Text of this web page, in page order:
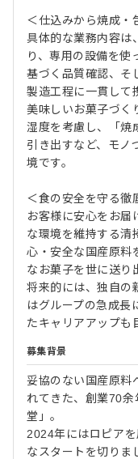
＜仕込みから焼成・
具体的な業務内容は
り、専用の設備を使
基づく品質確認、そ
製造工程に一貫して
美味しいお菓子づく
湿度を考慮し、「焼
引き出すなど、モノ
境です。
＜食の安全を守る徹
お客様に安心をお届
な環境を維持する清
心・安全な国産原料
なお菓子を世に送り
将来的には、独自の
はグループの急成長
たキャリアアップも
募集背景
妥協のない国産原料
れてきた、創業70
堂」。
2024年にはロピア
なスタートを切りま